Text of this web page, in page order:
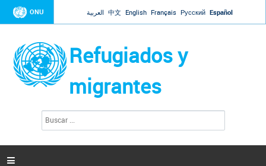
Jump to navigation
ONU العربية 中文 English Français Русский Español
Refugiados y
migrantes
s
